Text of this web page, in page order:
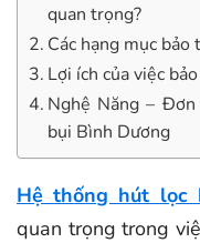
quan trọng?
Các hạng mục
Lợi ích của việc
Nghệ Năng –
bụi Bình Dương
Hệ thống hút lọc
quan trọng trong